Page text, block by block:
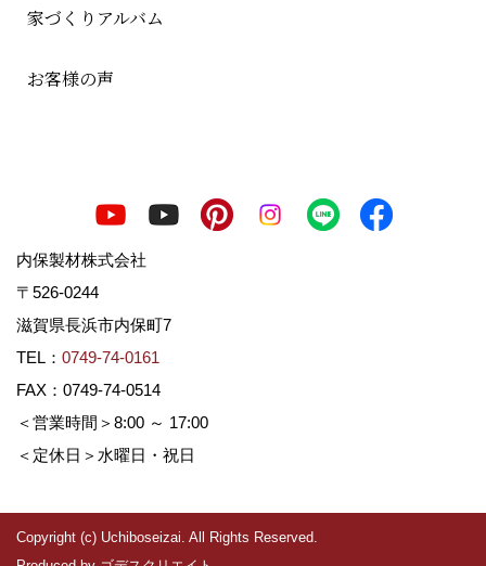
家づくりアルバム
お客様の声
内保製材株式会社
〒526-0244
滋賀県長浜市内保町7
TEL： 0749-74-0161
FAX：0749-74-0514
＜営業時間＞8:00 ～ 17:00
＜定休日＞水曜日・祝日
Copyright (c) Uchiboseizai. All Rights Reserved.